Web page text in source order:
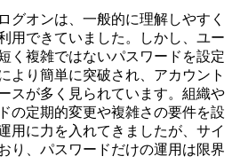
グオンは、一般的に理解しやすく
用できていました。しかし、ユー
く複雑ではないパスワードを設定
より簡単に突破され、アカウント
スが多く見られています。組織や
の定期的変更や複雑さの要件を設
用に力を入れてきましたが、サイ
り、パスワードだけの運用は限界